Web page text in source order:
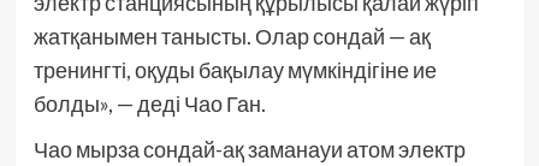
жатқанымен танысты. Олар сондай — ақ
тренингті, оқуды бақылау мүмкіндігіне ие
болды», — деді Чао Ган.
Чао мырза сондай-ақ заманауи атом электр